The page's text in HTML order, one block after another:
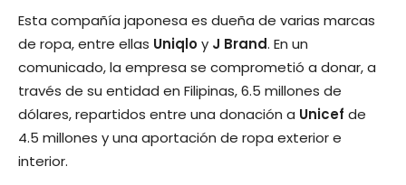
Esta compañía japonesa es dueña de varias marcas
de ropa, entre ellas Uniqloy J Brand. En un
comunicado, la empresa se comprometió a donar, a
través de su entidad en Filipinas, 6.5 millones de
dólares, repartidos entre una donación a Unicef de
4.5 millones y una aportación de ropa exterior e
interior.